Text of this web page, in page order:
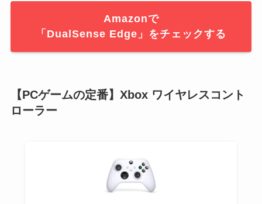
Amazonで
「DualSense Edge」をチェックする
【PCゲームの定番】Xbox ワイヤレスコント
ローラー